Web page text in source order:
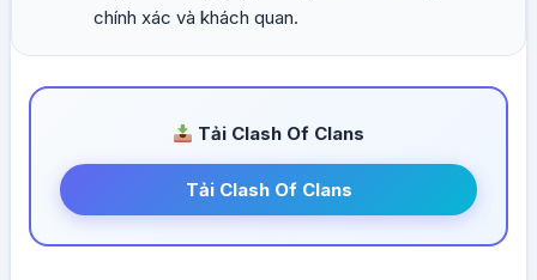
chính xác và khách quan.
Tải Clash Of Clans
Tải Clash Of Clans